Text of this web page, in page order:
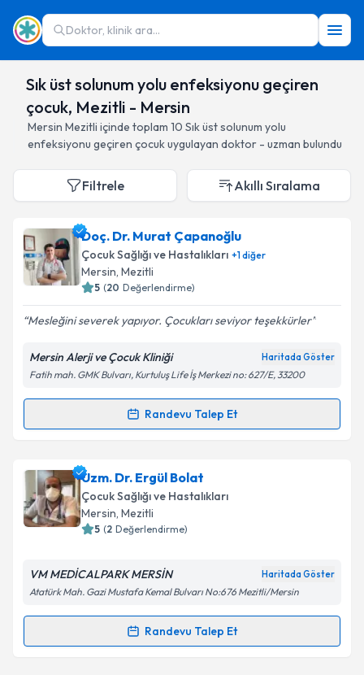
Doktor, klinik ara...
Sık üst solunum yolu enfeksiyonu geçiren
çocuk, Mezitli - Mersin
Mersin Mezitli içinde toplam 10 Sık üst solunum yolu
enfeksiyonu geçiren çocukuygulayan doktor - uzman bulundu
Filtrele Akıllı Sıralama
Doç. Dr. Murat Çapanoğlu
Çocuk Sağlığı ve Hastalıkları +1diğer
Mersin, Mezitli
5 (20 Değerlendirme)
Mesleğini severek yapıyor. Çocukları seviyor teşekkürler
Mersin Alerji ve Çocuk Kliniği Haritada Göster
Fatih mah. GMK Bulvarı, Kurtuluş Life İş Merkezi no: 627/E, 33200
Randevu Talep Et
Randevu Takvimi Talebi
Doç. Dr. Murat Çapanoğluiçin randevu takvimi
talebi oluşturun. Size bu uzmandan randevu almanız
için bir takvim hazırlandığında e-posta ile
bilgilendireceğiz.
Kişisel verilerimin işlenmesine ilişkin
Uzm. Dr. Ergül Bolat
Çocuk Sağlığı ve Hastalıkları
Mersin, Mezitli
5 (2 Değerlendirme)
VM MEDİCALPARK MERSİN Haritada Göster
Atatürk Mah. Gazi Mustafa Kemal Bulvarı No:676 Mezitli/Mersin
Randevu Talep Et
Randevu Takvimi Talebi